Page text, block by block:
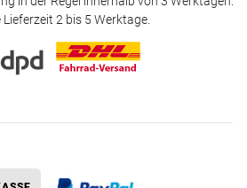
2 bis 5 Werktage.